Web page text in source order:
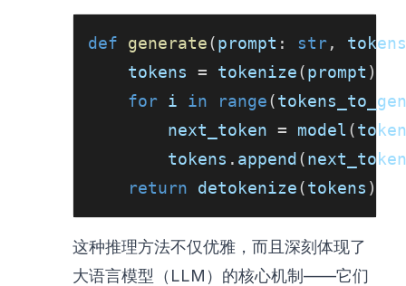
def generate(prompt : str,
    tokens
= tokenize(prompt )
for i in range(
        next_token
= model (
        tokens
. append (next_token
return detokenize(tokens )
这种推理方法不仅优雅，而且深刻体现了
大语言模型（LLM）的核心机制——它们